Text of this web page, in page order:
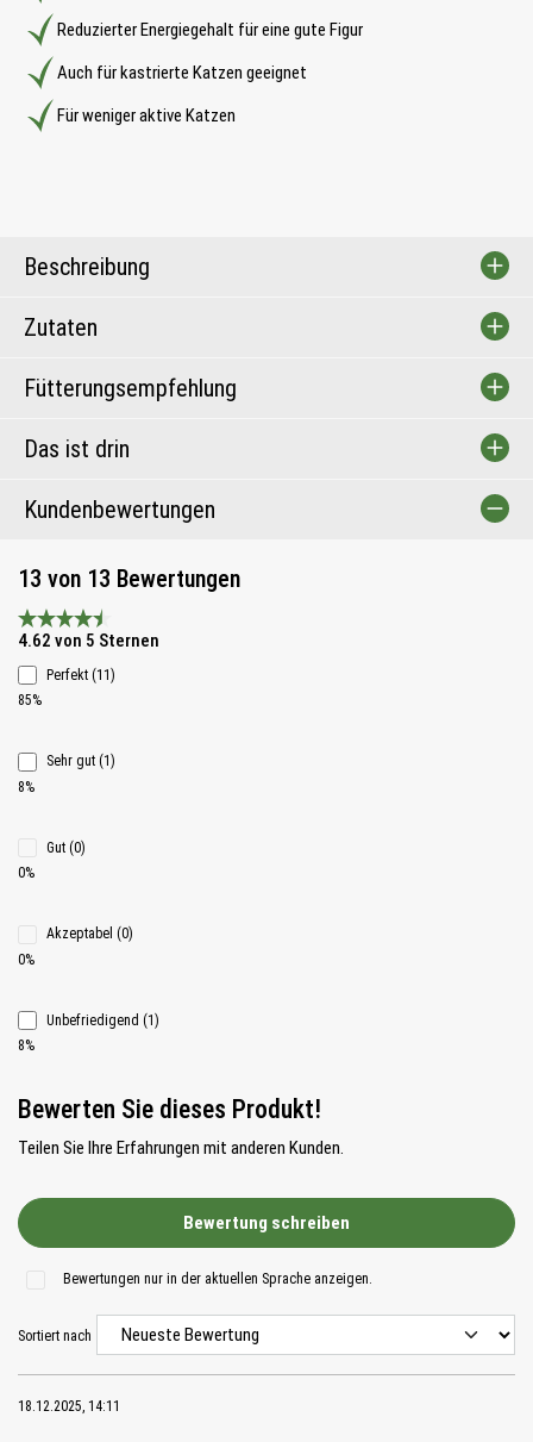
Reduzierter Energiegehalt für eine gute Figur
Auch für kastrierte Katzen geeignet
Für weniger aktive Katzen
Beschreibung
Zutaten
Fütterungsempfehlung
Das ist drin
Kundenbewertungen
13 von 13 Bewertungen
Durchschnittliche Bewertung 4.6 von 5 Sternen
4.62 von 5 Sternen
Perfekt (11)
85%
Sehr gut (1)
8%
Gut (0)
0%
Akzeptabel (0)
0%
Unbefriedigend (1)
8%
Bewerten Sie dieses Produkt!
Teilen Sie Ihre Erfahrungen mit anderen Kunden.
Bewertung schreiben
Bewertungen nur in der aktuellen Sprache anzeigen.
Sortiert nach
18.12.2025, 14:11